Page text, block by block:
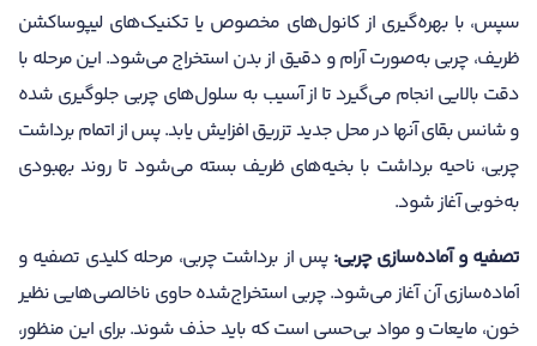
سپس، با بهره‌گیری از کانول‌های مخصوص یا تکنیک‌های لیپوساکشن
ظریف، چربی به‌صورت آرام و دقیق از بدن استخراج می‌شود. این مرحله با
دقت بالایی انجام می‌گیرد تا از آسیب به سلول‌های چربی جلوگیری شده
و شانس بقای آنها در محل جدید تزریق افزایش یابد. پس از اتمام برداشت
چربی، ناحیه برداشت با بخیه‌های ظریف بسته می‌شود تا روند بهبودی
به‌خوبی آغاز شود.
تصفیه و آماده‌سازی چربی: پس از برداشت چربی، مرحله کلیدی تصفیه و
آماده‌سازی آن آغاز می‌شود. چربی استخراج‌شده حاوی ناخالصی‌هایی نظیر
خون، مایعات و مواد بی‌حسی است که باید حذف شوند. برای این منظور،